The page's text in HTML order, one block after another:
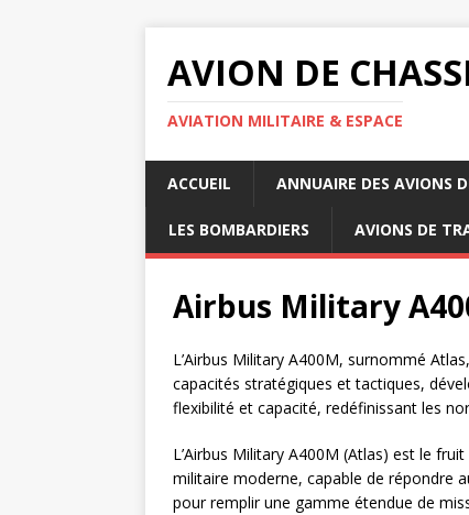
AVION DE
AVIATION MILITAIRE & ESPACE
ACCUEIL ANNUAIRE DES AVIONS
LES BOMBARDIERS AVIONS DE
Airbus Military
L’Airbus Military A400M, surnommé
capacités stratégiques et tactiques,
flexibilité et capacité, redéfinissant les
L’Airbus Military A400M (Atlas) est le
militaire moderne, capable de répondre
pour remplir une gamme étendue de